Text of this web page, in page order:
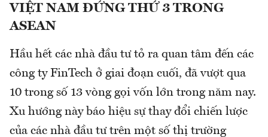
VIỆT NAM ĐỨNG THỨ 3 TRONG
ASEAN
Hầu hết các nhà đầu tư tỏ ra quan tâm đến các
công ty FinTech ở giai đoạn cuối, đã vượt qua
10 trong số 13 vòng gọi vốn lớn trong năm nay.
Xu hướng này báo hiệu sự thay đổi chiến lược
của các nhà đầu tư trên một số thị trường